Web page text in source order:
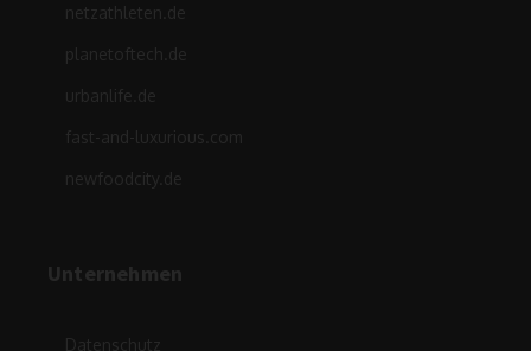
netzathleten.de
planetoftech.de
urbanlife.de
fast-and-luxurious.com
newfoodcity.de
Unternehmen
Datenschutz